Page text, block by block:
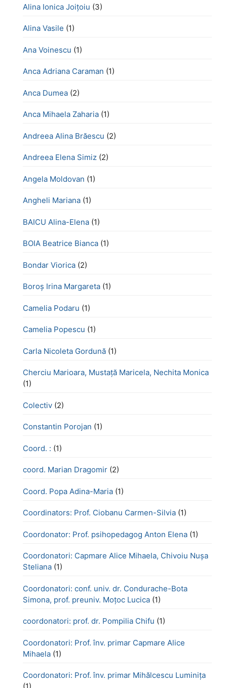
Alina Ionica Joițoiu (3)
Alina Vasile (1)
Ana Voinescu (1)
Anca Adriana Caraman (1)
Anca Dumea (2)
Anca Mihaela Zaharia (1)
Andreea Alina Brăescu (2)
Andreea Elena Simiz (2)
Angela Moldovan (1)
Angheli Mariana (1)
BAICU Alina-Elena (1)
BOIA Beatrice Bianca (1)
Bondar Viorica (2)
Boroş Irina Margareta (1)
Camelia Podaru (1)
Camelia Popescu (1)
Carla Nicoleta Gordună (1)
Cherciu Marioara, Mustață Maricela, Nechita Monica
(1)
Colectiv (2)
Constantin Porojan (1)
Coord. : (1)
coord. Marian Dragomir (2)
Coord. Popa Adina-Maria (1)
Coordinators: Prof. Ciobanu Carmen-Silvia (1)
Coordonator: Prof. psihopedagog Anton Elena (1)
Coordonatori: Capmare Alice Mihaela, Chivoiu Nușa
Steliana (1)
Coordonatori: conf. univ. dr. Condurache-Bota
Simona, prof. preuniv. Moțoc Lucica (1)
coordonatori: prof. dr. Pompilia Chifu (1)
Coordonatori: Prof. înv. primar Capmare Alice
Mihaela (1)
Coordonatori: Prof. înv. primar Mihălcescu Luminița